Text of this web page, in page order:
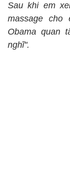
Sau khi em
massage
Obama quan
nghĩ".